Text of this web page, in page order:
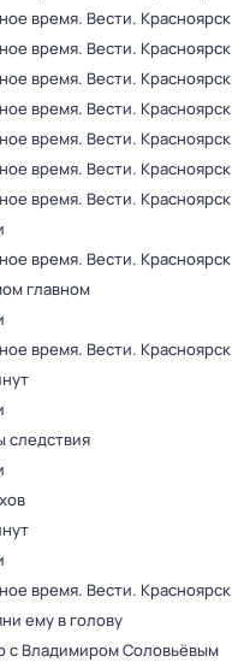
время. Вести. Красноярск
время. Вести. Красноярск
время. Вести. Красноярск
время. Вести. Красноярск
время. Вести. Красноярск
время. Вести. Красноярск
время. Вести. Красноярск
время. Вести. Красноярск
главном
время. Вести. Красноярск
следствия
время. Вести. Красноярск
ему в голову
с Владимиром Соловьёвым